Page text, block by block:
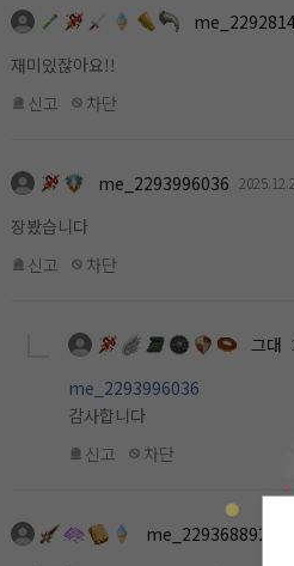
재미있잖아요!!
신고
차단
me_2293996036
장봤습니다
신고
차단
그대
me_2293996036
감사합니다
신고
차단
me_2293688922